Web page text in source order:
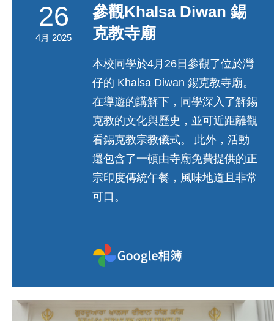
26
4月 2025
參觀Khalsa Diwan 錫
克教寺廟
本校同學於4月26日參觀了位於灣
仔的 Khalsa Diwan 錫克教寺廟。
在導遊的講解下，同學深入了解錫
克教的文化與歷史，並可近距離觀
看錫克教宗教儀式。 此外，活動
還包含了一頓由寺廟免費提供的正
宗印度傳統午餐，風味地道且非常
可口。